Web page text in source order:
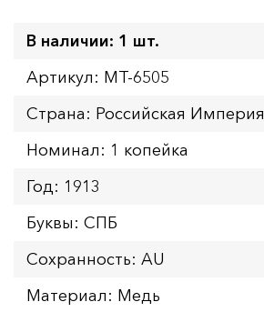
В наличии: 1 шт.
Артикул: MT-6505
Страна: Российская Империя
Номинал: 1 копейка
Год: 1913
Буквы: СПБ
Сохранность: AU
Материал: Медь